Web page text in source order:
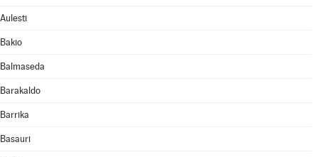
Aulesti
Bakio
Balmaseda
Barakaldo
Barrika
Basauri